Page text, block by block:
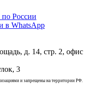
по России
в WhatsApp
д. 14, стр. 2, офис
3
и запрещены на территории РФ.